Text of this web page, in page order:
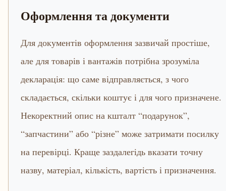
Оформлення та документи
Для документів оформлення зазвичай простіше,
але для товарів і вантажів потрібна зрозуміла
декларація: що саме відправляється, з чого
складається, скільки коштує і для чого призначене.
Некоректний опис на кшталт “подарунок”,
“запчастини” або “різне” може затримати посилку
на перевірці. Краще заздалегідь вказати точну
назву, матеріал, кількість, вартість і призначення.